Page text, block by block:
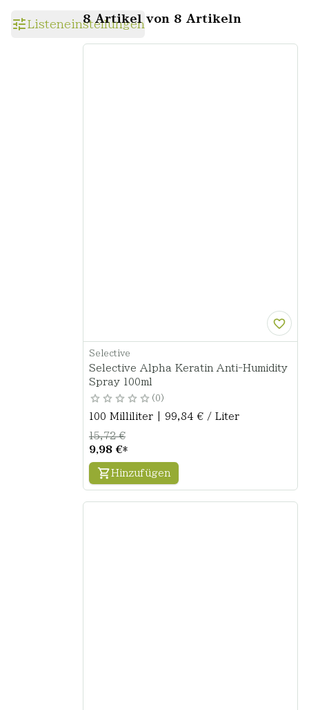
Listeneinstellungen
8 Artikel von 8 Artikeln
Selective
Selective Alpha Keratin Anti-Humidity
Spray 100ml
0
100 Milliliter | 99,84 € / Liter
9,98 €*
15,72 €
Hinzufügen